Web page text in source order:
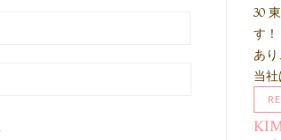
30
す
あ
当